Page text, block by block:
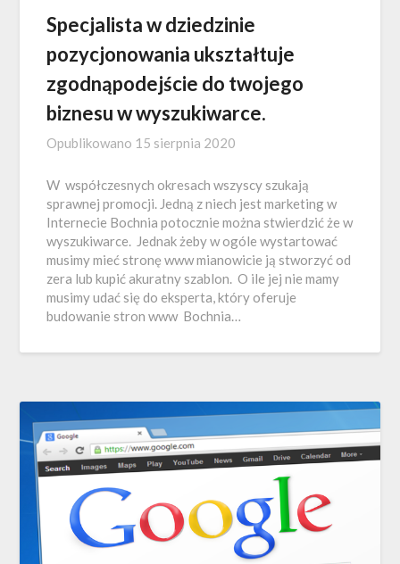
Specjalista w dziedzinie
pozycjonowania ukształtuje
zgodnąpodejście do twojego
biznesu w wyszukiwarce.
Opublikowano 15 sierpnia 2020
W współczesnych okresach wszyscy szukają
sprawnej promocji. Jedną z niech jest marketing w
Internecie Bochnia potocznie można stwierdzić że w
wyszukiwarce. Jednak żeby w ogóle wystartować
musimy mieć stronę www mianowicie ją stworzyć od
zera lub kupić akuratny szablon. O ile jej nie mamy
musimy udać się do eksperta, który oferuje
budowanie stron www Bochnia…